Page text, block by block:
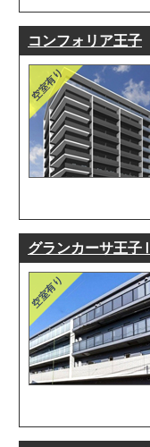
コンフォリア王子
グランカーサ王子Ⅱ